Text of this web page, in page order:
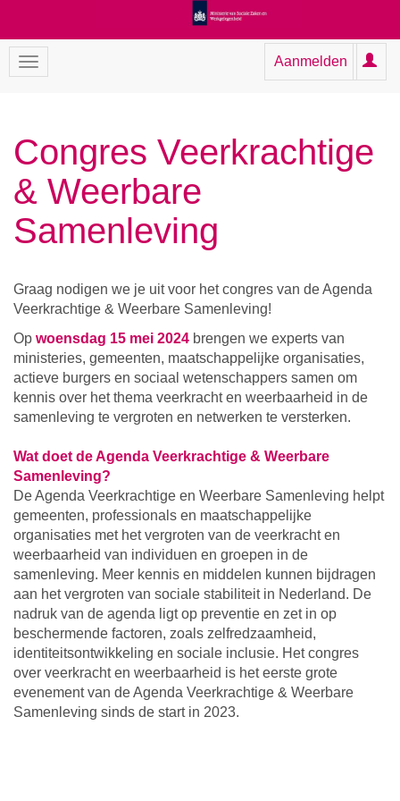
Aanmelden
Congres Veerkrachtige
& Weerbare
Samenleving
Graag nodigen we je uit voor het congres van de Agenda
Veerkrachtige & Weerbare Samenleving!
Op woensdag 15 mei 2024 brengen we experts van
ministeries, gemeenten, maatschappelijke organisaties,
actieve burgers en sociaal wetenschappers samen om
kennis over het thema veerkracht en weerbaarheid in de
samenleving te vergroten en netwerken te versterken.
Wat doet de Agenda Veerkrachtige & Weerbare
Samenleving?
De Agenda Veerkrachtige en Weerbare Samenleving helpt
gemeenten, professionals en maatschappelijke
organisaties met het vergroten van de veerkracht en
weerbaarheid van individuen en groepen in de
samenleving. Meer kennis en middelen kunnen bijdragen
aan het vergroten van sociale stabiliteit in Nederland. De
nadruk van de agenda ligt op preventie en zet in op
beschermende factoren, zoals zelfredzaamheid,
identiteitsontwikkeling en sociale inclusie. Het congres
over veerkracht en weerbaarheid is het eerste grote
evenement van de Agenda Veerkrachtige & Weerbare
Samenleving sinds de start in 2023.